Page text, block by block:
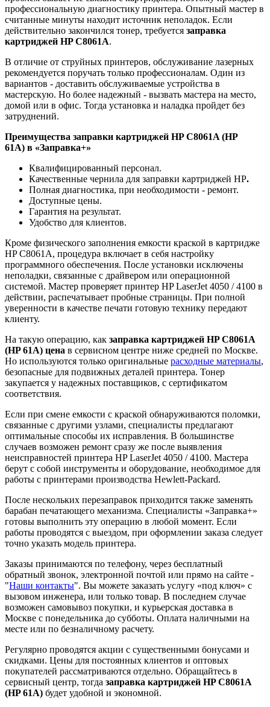
профессиональную диагностику принтера. Опытный мастер в
считанные минуты находит источник неполадок. Если
действительно закончился тонер, требуется заправка
картриджей HP C8061A.
В отличие от струйных принтеров, обслуживание лазерных
рекомендуется поручать только профессионалам. Один из
вариантов - доставить обслуживаемые устройства в
мастерскую. Но более надежный - вызвать мастера на место,
домой или в офис. Тогда установка и наладка пройдет без
затруднений.
Преимущества заправки картриджей HP C8061A (HP
61A) в «Заправка+»
Квалифицированный персонал.
Качественные чернила для заправки картриджей HP.
Полная диагностика, при необходимости - ремонт.
Доступные цены.
Гарантия на результат.
Удобство для клиентов.
Кроме физического заполнения емкости краской в картридже
HP C8061A, процедура включает в себя настройку
программного обеспечения. После установки исключены
неполадки, связанные с драйвером или операционной
системой. Мастер проверяет принтер HP LaserJet 4050 / 4100 в
действии, распечатывает пробные страницы. При полной
уверенности в качестве печати готовую технику передают
клиенту.
На такую операцию, как заправка картриджей HP C8061A
(HP 61A) цена в сервисном центре ниже средней по Москве.
Но используются только оригинальные расходные материалы,
безопасные для подвижных деталей принтера. Тонер
закупается у надежных поставщиков, с сертификатом
соответствия.
Если при смене емкости с краской обнаруживаются поломки,
связанные с другими узлами, специалисты предлагают
оптимальные способы их исправления. В большинстве
случаев возможен ремонт сразу же после выявления
неисправностей принтера HP LaserJet 4050 / 4100. Мастера
берут с собой инструменты и оборудование, необходимое для
работы с принтерами производства Hewlett-Packard.
После нескольких перезаправок приходится также заменять
барабан печатающего механизма. Специалисты «Заправка+»
готовы выполнить эту операцию в любой момент. Если
работы проводятся с выездом, при оформлении заказа следует
точно указать модель принтера.
Заказы принимаются по телефону, через бесплатный
обратный звонок, электронной почтой или прямо на сайте -
"Наши контакты". Вы можете заказать услугу «под ключ» с
вызовом инженера, или только товар. В последнем случае
возможен самовывоз покупки, и курьерская доставка в
Москве с понедельника до субботы. Оплата наличными на
месте или по безналичному расчету.
Регулярно проводятся акции с существенными бонусами и
скидками. Цены для постоянных клиентов и оптовых
покупателей рассматриваются отдельно. Обращайтесь в
сервисный центр, тогда заправка картриджей HP C8061A
(HP 61A) будет удобной и экономной.